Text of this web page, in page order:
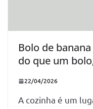
Bolo de
do que um
22/04/2026
A cozinha é um